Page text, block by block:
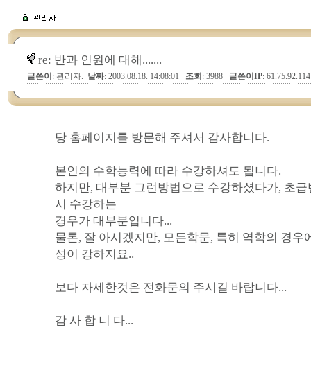
re: 반과 인원에 대해.......
글쓴이 : 관리자. 날짜: 2003.08.18. 14:08:01 조회 : 3988 글쓴이IP: 61.75.92.114
당 홈페이지를 방문해 주셔서 감사합니다.
본인의 수학능력에 따라 수강하셔도 됩니다.
하지만, 대부분 그런방법으로 수강하셨다가, 초급
시 수강하는
경우가 대부분입니다...
물론, 잘 아시겠지만, 모든학문, 특히 역학의 경우
성이 강하지요..
보다 자세한것은 전화문의 주시길 바랍니다...
감 사 합 니 다...